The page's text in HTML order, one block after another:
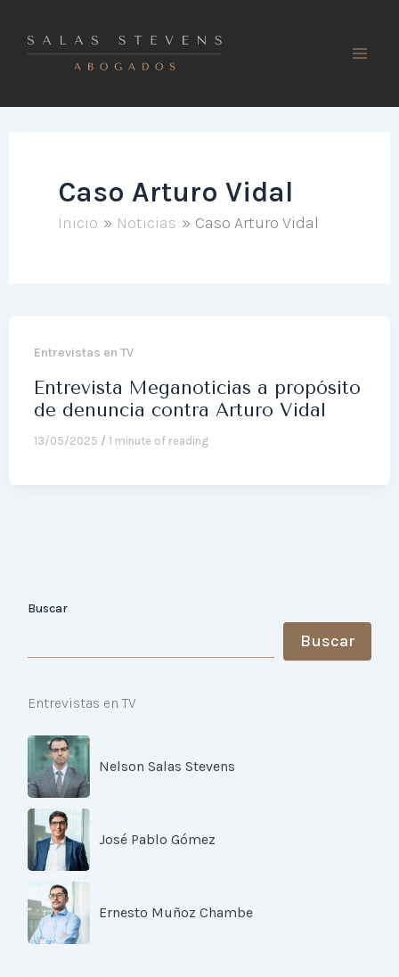
contenido
Caso Arturo Vidal
Inicio Noticias Caso Arturo Vidal
Entrevistas en TV
Entrevista Meganoticias a propósito
de denuncia contra Arturo Vidal
13/05/2025 / 1 minute of reading
Buscar
Buscar
Entrevistas en TV
Nelson Salas Stevens
José Pablo Gómez
Ernesto Muñoz Chambe